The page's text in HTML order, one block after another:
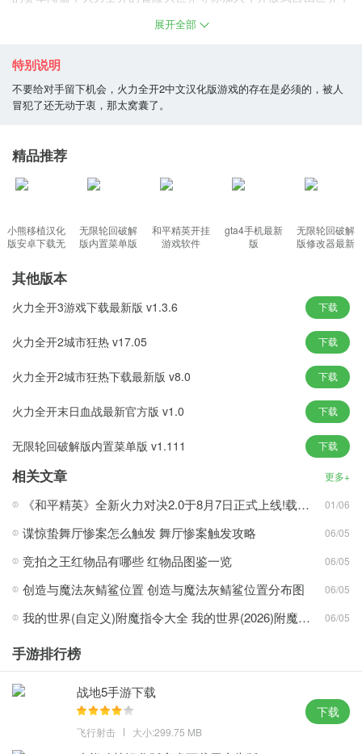
刺激精彩的驱车冒险侦查，突破传统理念，创新的理念运用，独具
的城市、乡村、夜市等逼真氛围营造，真实的赛车征程等你来玩
儿。
火力全开2游戏下载介绍
2.经典的赛车竞速游戏
3.操作简单，容易控制
1、火力全开的赛车大冒险，全新的赛车闯关征程等你加入；
2、多样化的赛车车型自由选择，精致无比的画面风格，给你超强代
3、震撼的画面风格，丰富多样的赛车赛事等你加入，解锁武器装
备，成就传奇。
火力全开2游戏下载特色：
1、画风精美的赛车冒险题材动作类游戏，真实的赛车竞速冒险等你
加入；
让你欲罢不能；
3、超多新奇的关卡任务等你来战，解锁不同的新型汽车车辆，体验
超棒战场。
展开全部
特别说明
不要给对手留下机会，火力全开2中文汉化版游戏的存在是必须的，被人
冒犯了还无动于衷，那太窝囊了。
精品推荐
小熊移植汉化
版安卓下载无
无限轮回破解
版内置菜单版
和平精英开挂
游戏软件
gta4手机最新
版
无限轮回破解
版修改器最新
其他版本
火力全开3游戏下载最新版 v1.3.6 下载
火力全开2城市狂热 v17.05 下载
火力全开2城市狂热下载最新版 v8.0 下载
火力全开末日血战最新官方版 v1.0 下载
无限轮回破解版内置菜单版 v1.111 下载
相关文章 更多+
《和平精英》全新火力对决2.0于8月7日正式上线!载具大改造,火力全开! 01/06
谍惊蛰舞厅惨案怎么触发 舞厅惨案触发攻略 06/05
竞拍之王红物品有哪些 红物品图鉴一览 06/05
创造与魔法灰鲭鲨位置 创造与魔法灰鲭鲨位置分布图 06/05
我的世界(自定义)附魔指令大全 我的世界(2026)附魔指令代码大全 06/05
手游排行榜
战地5手游下载
飞行射击 大小:299.75 MB
下载